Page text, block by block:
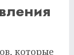
которые